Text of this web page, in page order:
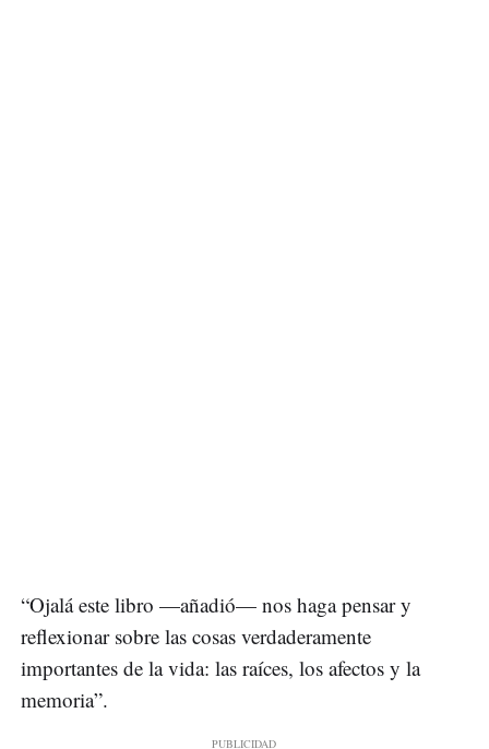
“Ojalá este libro —añadió— nos haga pensar y
reflexionar sobre las cosas verdaderamente
importantes de la vida: las raíces, los afectos y la
memoria”.